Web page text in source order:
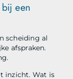
een
scheiding al
afspraken.
inzicht. Wat is